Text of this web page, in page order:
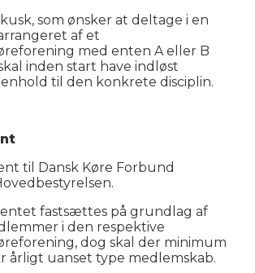
som ønsker at deltage i en
af et
med enten A eller B
inden start have indløst
til den konkrete disciplin.
til Dansk Køre Forbund
fastsættes på grundlag af
i den respektive
dog skal der minimum
årligt uanset type medlemskab.